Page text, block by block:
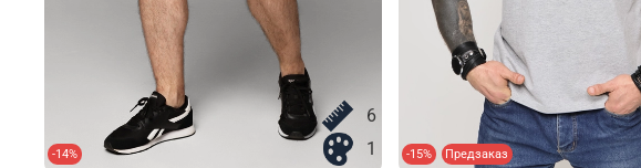
-14%
6
1
-15% Предзаказ